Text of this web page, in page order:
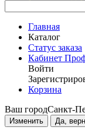
Главная
Каталог
Статус заказа
Кабинет
Войти
Корзина
Ваш городСанкт-
Изменить Да,